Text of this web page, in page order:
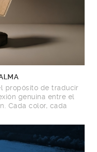
propósito de traducir
genuina entre el
Cada color, cada
natural de la madera
pura.